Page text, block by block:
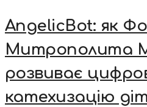
AngelicBot: як
Митрополита
розвиває
катехизацію